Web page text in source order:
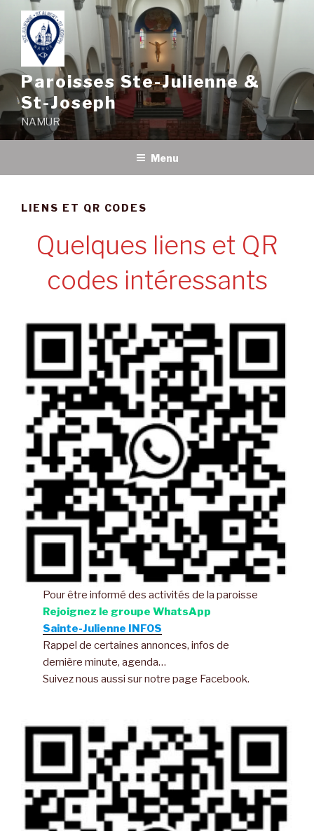
contenu
principal
Paroisses Ste-Julienne &
St-Joseph
NAMUR
Menu
LIENS ET QR CODES
Quelques liens et QR
codes intéressants
Pour être informé des activités de la paroisse
Rejoignez le groupe WhatsApp
Sainte-Julienne INFOS
Rappel de certaines annonces, infos de
dernière minute, agenda…
Suivez nous aussi sur notre page Facebook.